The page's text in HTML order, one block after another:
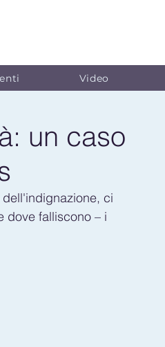
Video
un caso
ci
dove falliscono – i